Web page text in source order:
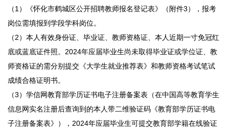
（1）《怀化市鹤城区公开招聘教师报名登记表》（附件3），报考
岗位需填报到学段学科岗位。
（2）本人有效身份证、毕业证、教师资格证、本人近期一寸免冠红
底或蓝底证件照。2024年应届毕业生尚未取得毕业证或学位证、教
师资格证的需分别提交《大学生就业推荐表》和教师资格考试笔试
成绩合格证明书。
（3）学信网教育部学历证书电子注册备案表（在中国高等教育学生
信息网实名注册后查询到的本人带二维验证码《教育部学历证书电
子注册备案表》），2024年应届毕业生可提交教育部学籍在线验证